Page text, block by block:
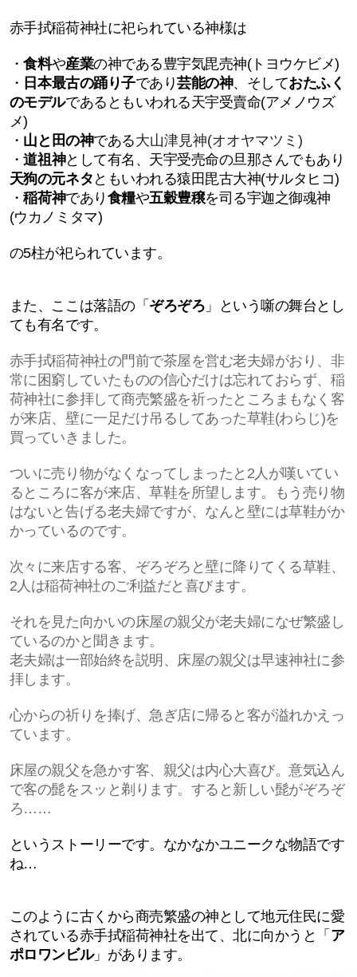
赤手拭稲荷神社に祀られている神様は
・食料や産業の神である豊宇気毘売神(トヨウケビメ)
・ 日本最古の踊り子であり芸能の神、そしておたふく
のモデルであるともいわれる天宇受賣命(アメノウズ
メ)
・ 山と田の神である大山津見神(オオヤマツミ)
・道祖神として有名、 天宇受売命の旦那さんでもあり
天狗の元ネタ ともいわれる猿田毘古大神(サルタヒコ)
・稲荷神であり 食糧や五穀豊穣を司る宇迦之御魂神
(ウカノミタマ)
の5柱が祀られています。
また、ここは落語の「 ぞろぞろ 」という噺の舞台とし
ても有名です。
赤手拭稲荷神社の門前で茶屋を営む老夫婦がおり、非
常に困窮していたものの信心だけは忘れておらず、稲
荷神社に参拝して商売繁盛を祈ったところまもなく客
が来店、壁に一足だけ吊るしてあった草鞋(わらじ)を
買っていきました。
ついに売り物がなくなってしまったと2人が嘆いてい
るところに客が来店、草鞋を所望します。もう売り物
はないと告げる老夫婦ですが、なんと壁には草鞋がか
かっているのです。
次々に来店する客、ぞろぞろと壁に降りてくる草鞋、
2人は稲荷神社のご利益だと喜びます。
それを見た向かいの床屋の親父が老夫婦になぜ繁盛し
ているのかと聞きます。
老夫婦は一部始終を説明、床屋の親父は早速神社に参
拝します。
心からの祈りを捧げ、急ぎ店に帰ると客が溢れかえっ
ています。
床屋の親父を急かす客、親父は内心大喜び。意気込ん
で客の髭をスッと剃ります。すると新しい髭がぞろぞ
ろ……
というストーリーです。なかなかユニークな物語です
ね…
このように古くから商売繁盛の神として地元住民に愛
されている赤手拭稲荷神社を出て、北に向かうと「 ア
ポロワンビル」 があります。